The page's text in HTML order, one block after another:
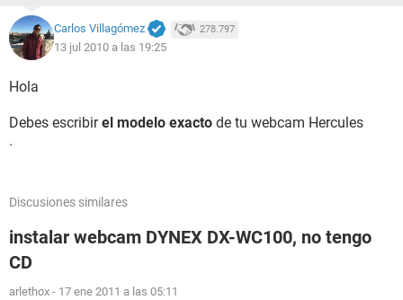
Carlos Villagómez 278.797
13 jul 2010 a las 19:25
Hola
Debes escribirel modelo exacto de tu webcam Hercules
.
Discusiones similares
instalar webcam DYNEX DX-WC100, no tengo
CD
arlethox - 17 ene 2011 a las 05:11